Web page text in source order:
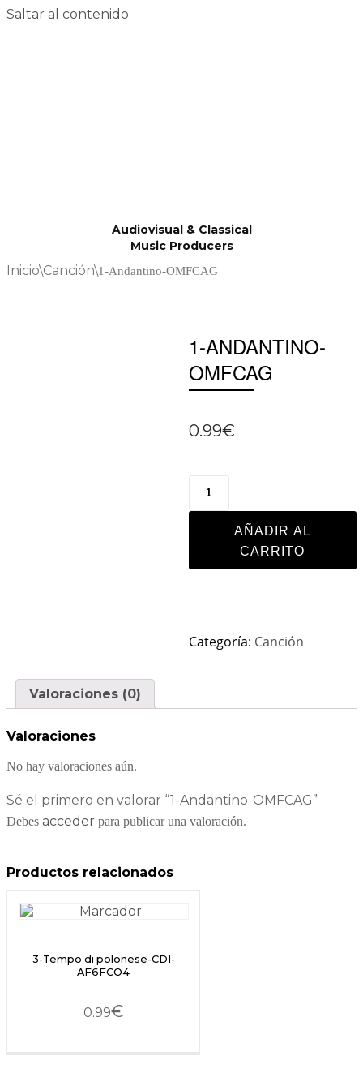
Saltar al contenido
Audiovisual & Classical
Music Producers
Inicio\Canción\1-Andantino-OMFCAG
1-ANDANTINO-
OMFCAG
0.99€
AÑADIR AL
CARRITO
Categoría: Canción
Valoraciones (0)
Valoraciones
No hay valoraciones aún.
Sé el primero en valorar “1-Andantino-OMFCAG”
Debes acceder para publicar una valoración.
Productos relacionados
3-Tempo di polonese-CDI-
AF6FCO4
0.99€